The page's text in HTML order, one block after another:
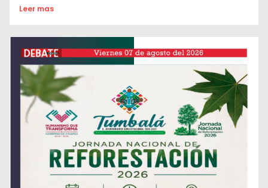
Leer mas